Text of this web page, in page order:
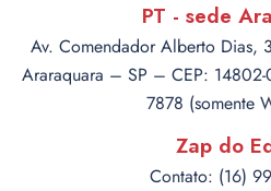
PT - sede
Av. Comendador Alberto Dias,
Araraquara – SP – CEP:
7878 (somente
Zap do
Contato: (16)